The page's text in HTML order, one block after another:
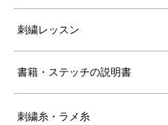
刺繍レッスン
書籍・ステッチの説明書
刺繍糸・ラメ糸